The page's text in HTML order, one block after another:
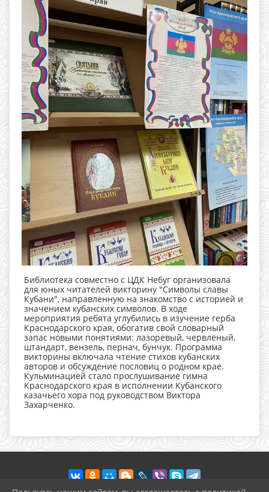
Библиотека совместно с ЦДК Небуг организовала
для юных читателей викторину "Символы славы
Кубани", направленную на знакомство с историей и
значением кубанских символов. В ходе
мероприятия ребята углубились в изучение герба
Краснодарского края, обогатив свой словарный
запас новыми понятиями: лазоревый, червлёный,
штандарт, вензель, пернач, бунчук. Программа
викторины включала чтение стихов кубанских
авторов и обсуждение пословиц о родном крае.
Кульминацией стало прослушивание гимна
Краснодарского края в исполнении Кубанского
казачьего хора под руководством Виктора
Захарченко.